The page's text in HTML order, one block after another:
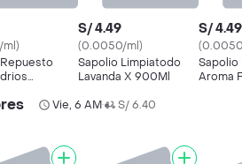
S/ 4.49
(0.0050/ml)
Sapolio Limpiatodo
Lavanda X 900Ml
S/ 4.49
Sapolio
Aroma
Vie, 6 AM• S/ 6.40